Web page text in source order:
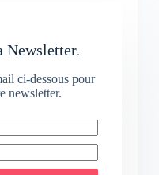
Newsletter.
ci-dessous pour
newsletter.